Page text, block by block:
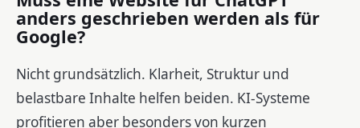
anders geschrieben werden als für
Google?
Nicht grundsätzlich. Klarheit, Struktur und
belastbare Inhalte helfen beiden. KI-Systeme
profitieren aber besonders von kurzen